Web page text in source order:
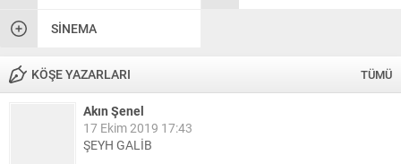
SINEMA
KÖŞE YAZARLARI TÜMÜ
Akın Şenel
17 Ekim 2019 17:43
ŞEYH GALİB